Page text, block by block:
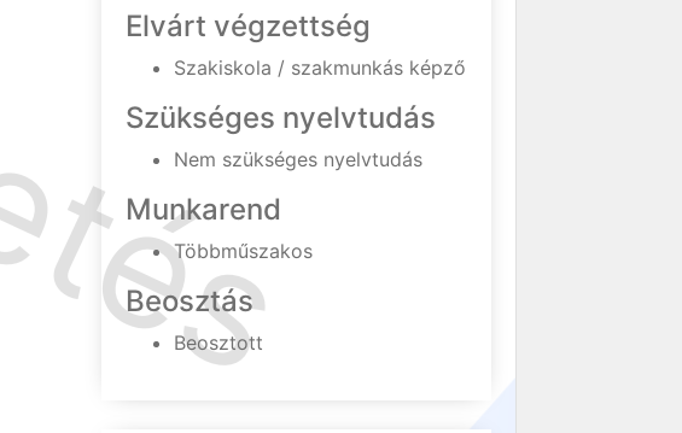
Elvárt végzettség
Szakiskola / szakmunkás képző
Szükséges nyelvtudás
Nem szükséges nyelvtudás
Munkarend
Többműszakos
Beosztás
Beosztott